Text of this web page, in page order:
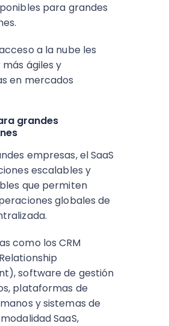
para grandes
a la nube les
ágiles y
en mercados
grandes
empresas, el SaaS
escalables y
que permiten
globales de
como los CRM
software de gestión
plataformas de
y sistemas de
SaaS,